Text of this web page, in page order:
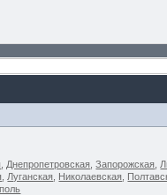
Днепропетровская ,Запорожская
Луганская Николаевская